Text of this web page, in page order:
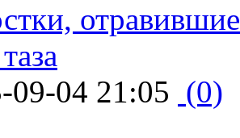
09-04 21:05 (0)